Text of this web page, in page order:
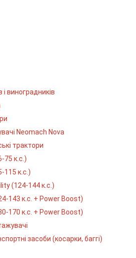
виноградників
Neomach Nova
трактори
75 к.с.)
115 к.с.)
(124-144 к.с.)
143 к.с. + Power Boost)
170 к.с. + Power Boost)
засоби (косарки, баггі)